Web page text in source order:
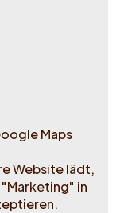
Maps
Website lädt,
in